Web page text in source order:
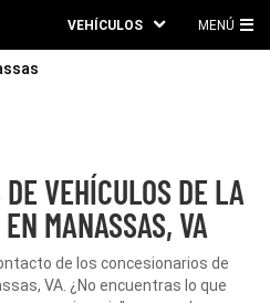
VEHÍCULOS MENÚ
VEHÍCULOS DE LA
MANASSAS, VA
de los concesionarios de
VA. ¿No encuentras lo que